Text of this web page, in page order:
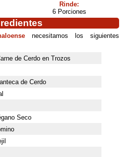
Rinde:
6 Porciones
necesitamos los siguientes
de Cerdo en Trozos
de Cerdo
Seco